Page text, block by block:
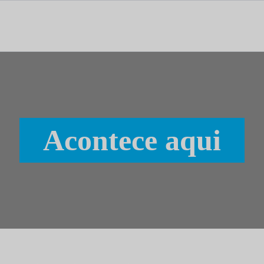
dedicado às notícias, aos media e à comunicação.
Acontece aqui